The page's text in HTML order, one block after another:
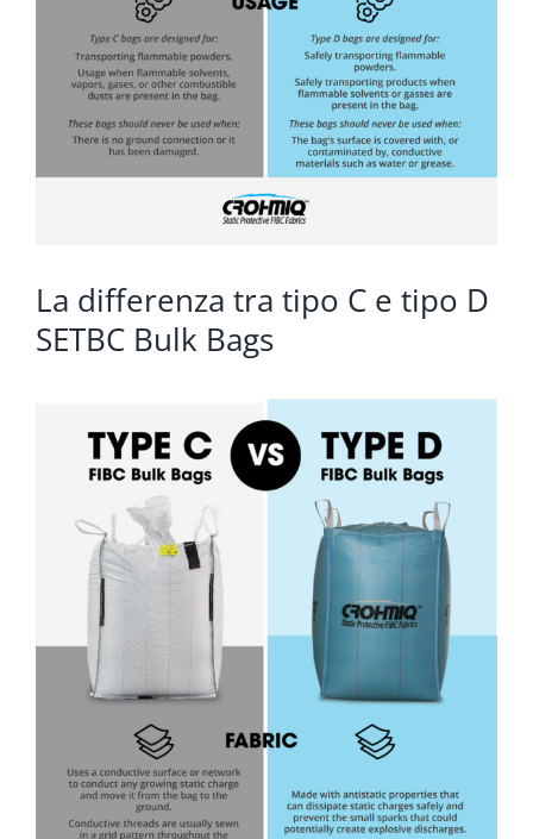
La differenza tra tipo C e tipo D
SETBC Bulk Bags